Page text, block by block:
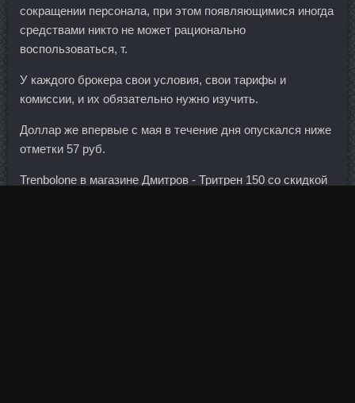
сокращении персонала, при этом появляющимися иногда
средствами никто не может рационально
воспользоваться, т.
У каждого брокера свои условия, свои тарифы и
комиссии, и их обязательно нужно изучить.
Доллар же впервые с мая в течение дня опускался ниже
отметки 57 руб.
Trenbolone в магазине Дмитров - Тритрен 150 со скидкой